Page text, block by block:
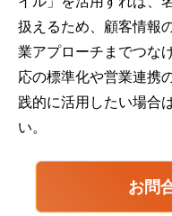
扱えるため、顧客情報
業アプローチまでつな
応の標準化や営業連携
践的に活用したい場合
い。
お問